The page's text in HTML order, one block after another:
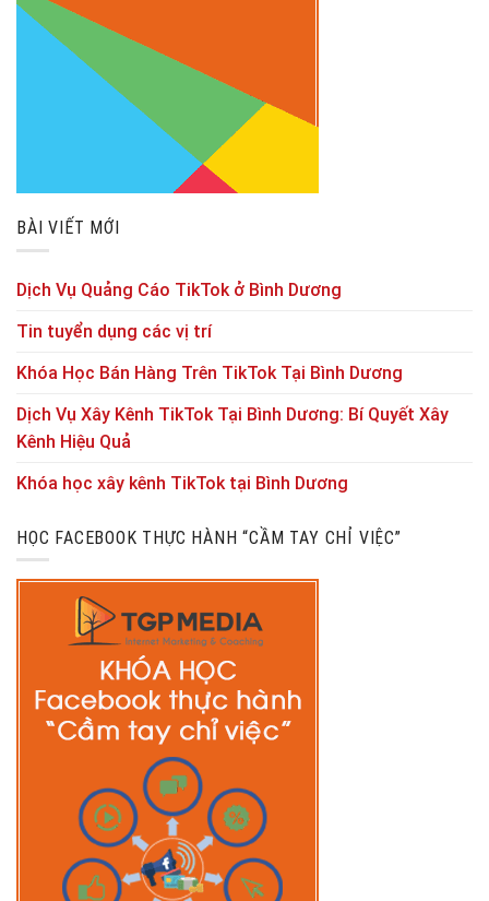
BÀI VIẾT MỚI
Dịch Vụ Quảng Cáo TikTok ở Bình Dương
Tin tuyển dụng các vị trí
Khóa Học Bán Hàng Trên TikTok Tại Bình Dương
Dịch Vụ Xây Kênh TikTok Tại Bình Dương: Bí Quyết Xây
Kênh Hiệu Quả
Khóa học xây kênh TikTok tại Bình Dương
HỌC FACEBOOK THỰC HÀNH “CẦM TAY CHỈ VIỆC”